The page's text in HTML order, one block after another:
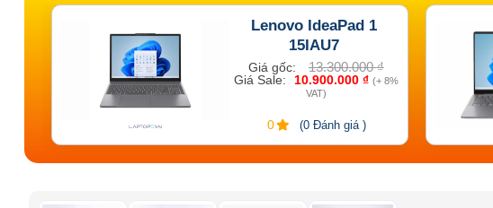
Lenovo IdeaPad 1
15IAU7
Giá gốc: 13.300.000₫
Giá Sale: 10.900.000 ₫ (+ 8%
VAT)
0 (0 Đánh giá )